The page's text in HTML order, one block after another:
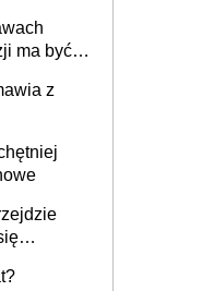
ma być
z